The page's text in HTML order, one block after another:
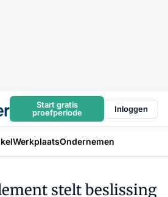
Start gratis
proefperiode
Inloggen
WerkplaatsOndernemen
stelt beslissing